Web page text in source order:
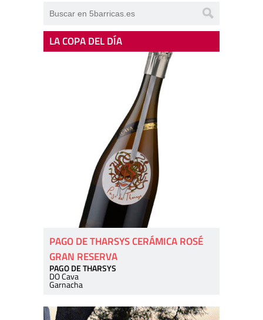
LA COPA DEL DÍA
PAGO DE THARSYS CERÁMICA ROSÉ
GRAN RESERVA
PAGO DE THARSYS
DO Cava
Garnacha